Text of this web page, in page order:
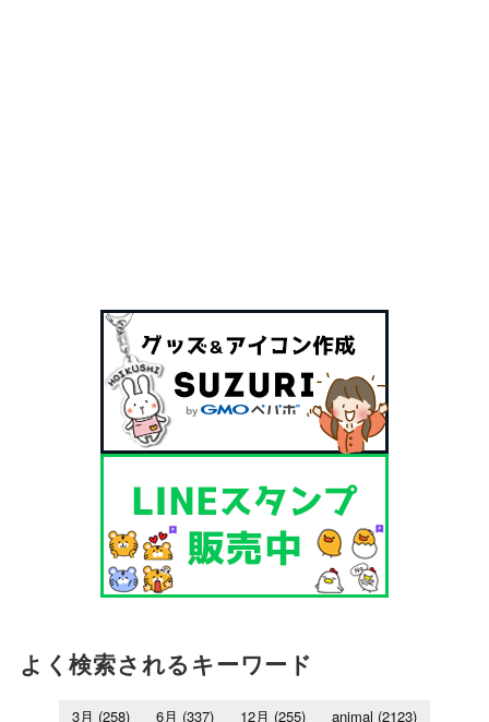
よく検索されるキーワード
3月 (258) 6月 (337) 12月 (255) animal (2123)